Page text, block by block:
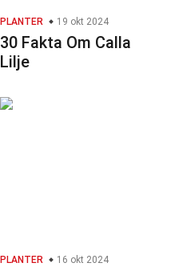
PLANTER 19 okt 2024
30 Fakta Om Calla
Lilje
PLANTER 16 okt 2024